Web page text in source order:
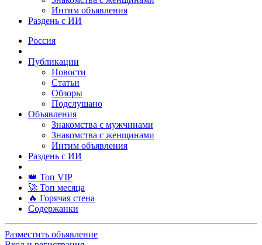
Интим объявления
Раздень с ИИ
Россия
Публикации
Новости
Статьи
Обзоры
Подслушано
Объявления
Знакомства с мужчинами
Знакомства с женщинами
Интим объявления
Раздень с ИИ
👑 Топ VIP
🚀 Топ месяца
🔥 Горячая стена
Содержанки
Разместить объявление